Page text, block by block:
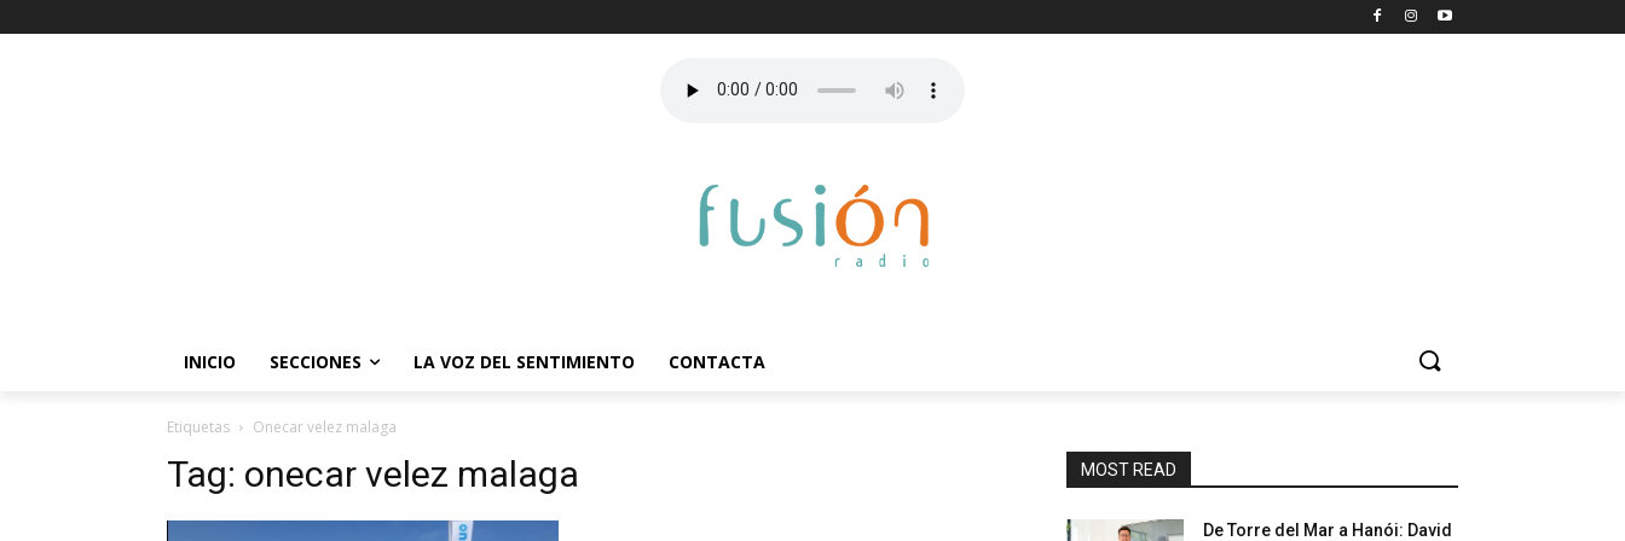
INICIO SECCIONES LA VOZ DEL SENTIMIENTO CONTACTA
Etiquetas Onecar velez malaga
Tag: onecar velez malaga MOST READ
De Torre del Mar a Hanói: David